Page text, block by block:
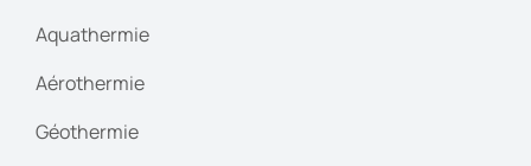
Aquathermie
Aérothermie
Géothermie